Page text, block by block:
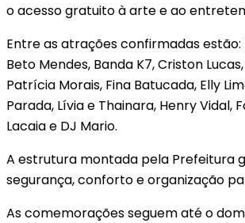
o acesso gratuito à arte e ao
Entre as atrações confirmadas estão:
Beto Mendes, Banda K7, Criston
Patrícia Morais, Fina Batucada, Elly
Parada, Lívia e Thainara, Henry Vidal,
Lacaia e DJ Mario.
A estrutura montada pela Prefeitura
segurança, conforto e organização
As comemorações seguem até o